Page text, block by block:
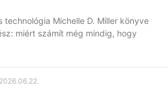
technológia Michelle D. Miller könyve
miért számít még mindig, hogy
2026.06.22.